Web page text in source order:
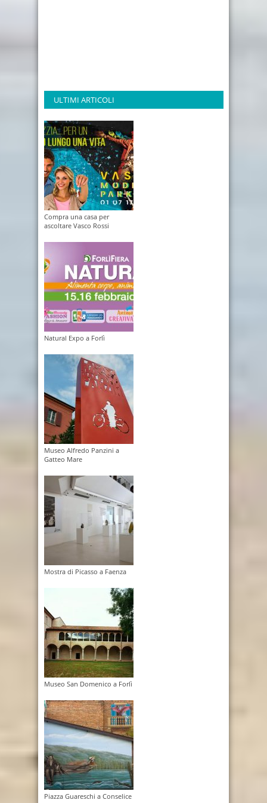
ULTIMI ARTICOLI
Compra una casa per
ascoltare Vasco Rossi
Natural Expo a Forlì
Museo Alfredo Panzini a
Gatteo Mare
Mostra di Picasso a Faenza
Museo San Domenico a Forlì
Piazza Guareschi a Conselice